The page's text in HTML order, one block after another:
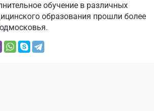
обучение в различных
образования прошли более